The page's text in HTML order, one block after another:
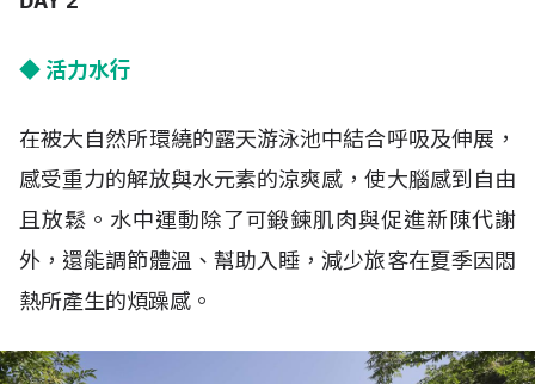
◆ 活力水行
在被大自然所環繞的露天游泳池中結合呼吸及伸展，
感受重力的解放與水元素的涼爽感，使大腦感到自由
且放鬆。水中運動除了可鍛鍊肌肉與促進新陳代謝
外，還能調節體溫、幫助入睡，減少旅客在夏季因悶
熱所產生的煩躁感。